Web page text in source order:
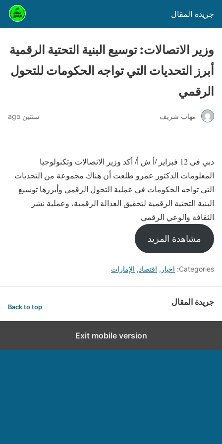
جريدة المقال
وزير الاتصالات: توسيع البنية التحتية الرقمية
أبرز التحديات التي تواجه الحكومات للتحول
الرقمي
مهاب شريف سنتين ago
دبي في 12 فبراير /أ ش أ/ أكد وزير الاتصالات وتكنولوجيا
المعلومات الدكتور عمرو طلعت أن هناك مجموعة من التحديات
التي تواجه الحكومات في عملية التحول الرقمي وأبرزها توسيع
البنية التحتية الرقمية لتحقيق العدالة الرقمية، وعملية نشر
الثقافة والوعي الرقمي
مشاهدة المزيد
Categories: اخبار , اقتصاد, الإمارات
جريدة المقال Back to top
Exit mobile version